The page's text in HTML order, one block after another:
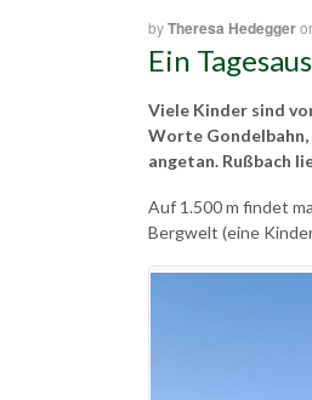
byTheresa Hedegger
Ein
Viele Kinder sind
Worte Gondelbahn,
angetan. Rußbach
Auf 1.500 m findet
Bergwelt (eine